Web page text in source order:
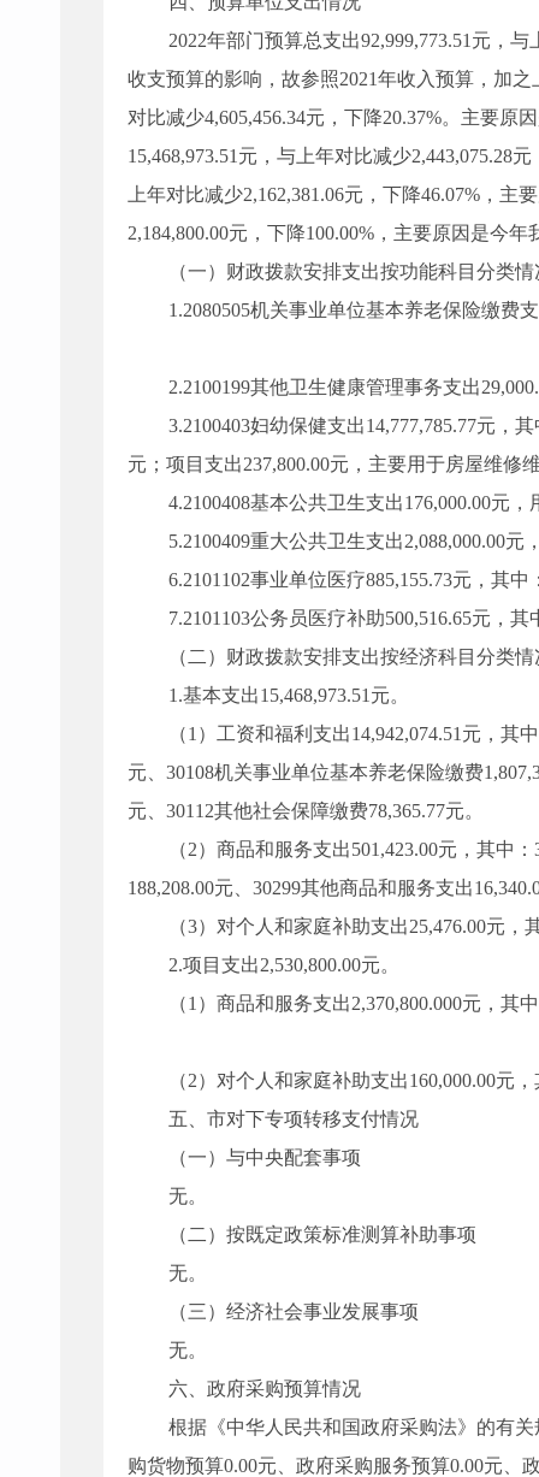
2022年部门预算总支出92,999,773.51 元 ， 与
收支预算的影响，故参照2021年收入预算，加
对比减少4,605,456.34元，下降20.37%。 主要原
15,468,973.51元，与上年对比减少2,443,075.28
上年对比减少2,162,381.06元，下降46.07%，
2,184,800.00元，下降100.00%，主要原因是今
（一） 财政拨款安排支出按功能科目分类
1.2080505机关事业单位基本养老保险缴费
2.2100199其他卫生健康管理事务支出
3.2100403妇幼保健支出14,777,785.77元，
元；项目支出237,800.00元，主要用于房屋维修
4.2100408基本公共卫生支出176,000.00元
5.2100409重大公共卫生支出2,088,000.00
6.2101102事业单位医疗885,155.73元，其
7.2101103公务员医疗补助500,516.65元，
（二） 财政拨款安排支出按经济科目分类情
1.基本支出15,468,973.51 元。
（1）工资和福利支出14,942,074.51元，其
元、30108机关事业单位基本养老保险缴费
元、30112其他社会保障缴费78,365.77元。
（2）商品和服务支出501,423.00元，其中
188,208.00元、30299其他商品和服务支出
（3）对个人和家庭补助支出25,476.00元，
2.项目支出2,530,800.00元。
（1）商品和服务支出2,370,800.000元，其
（2）对个人和家庭补助支出160,000.00元
五、 市对下专项转移支付情况
（一） 与中央配套事项
无。
（二） 按既定政策标准测算补助事项
无。
（三）经济社会事业发展事项
无。
六、 政府采购预算情况
根据《中华人民共和国政府采购法》的有
购货物预算0.00元、政府采购服务预算0.00元、